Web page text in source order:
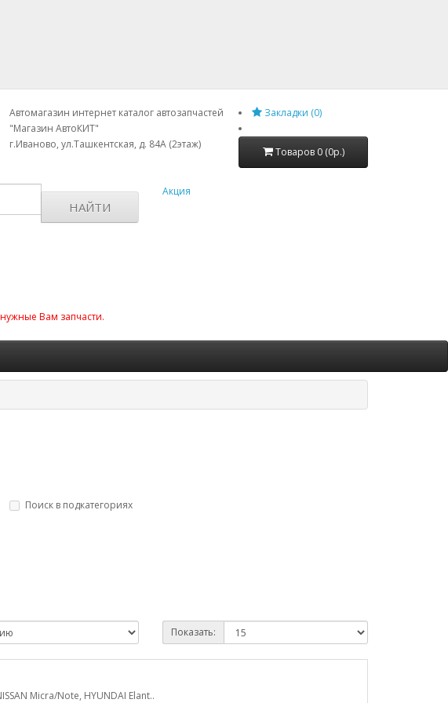
Автомагазин интернет каталог автозапчастей
"Магазин АвтоКИТ"
г.Иваново, ул.Ташкентская, д. 84А (2этаж)
Закладки (0)
Товаров 0 (0р.)
НАЙТИ
Акция
Вам запчасти.
Поиск в подкатегориях
Показать:
Micra/Note, HYUNDAI Elant..